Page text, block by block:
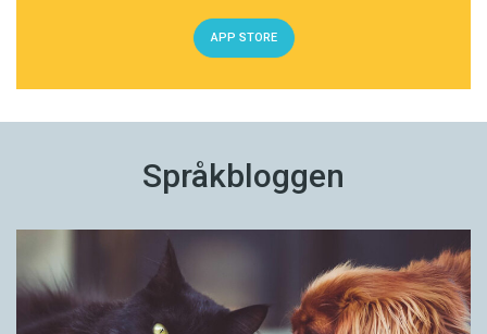
APP STORE
Språkbloggen